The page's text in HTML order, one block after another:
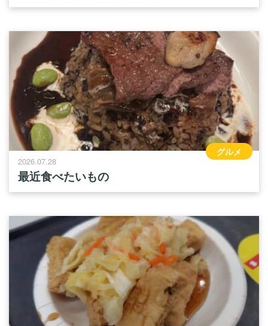
2026.07.28
最近食べたいもの
グルメ